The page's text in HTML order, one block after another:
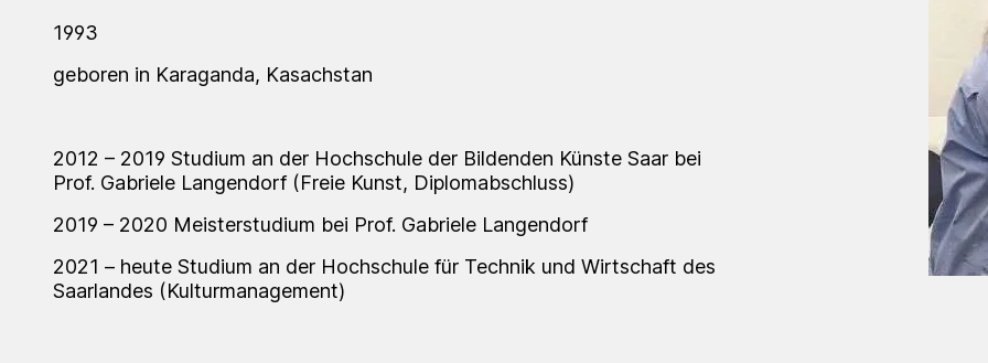
1993
geboren in Karaganda, Kasachstan
2012 – 2019 Studium an der Hochschule der Bildenden Künste Saar bei
Prof. Gabriele Langendorf (Freie Kunst, Diplomabschluss)
2019 – 2020 Meisterstudium bei Prof. Gabriele Langendorf
2021 – heute Studium an der Hochschule für Technik und Wirtschaft des
Saarlandes (Kulturmanagement)